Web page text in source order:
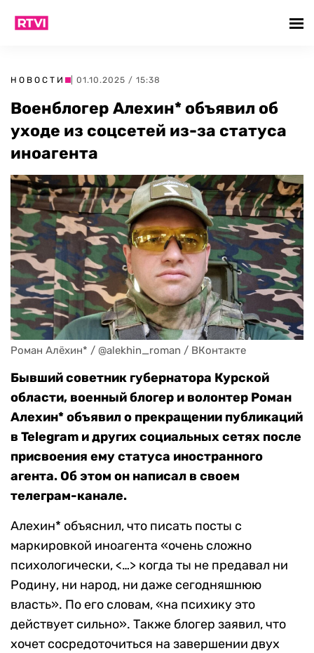
НОВОСТИ | 01.10.2025 / 15:38
Военблогер Алехин* объявил об
уходе из соцсетей из-за статуса
иноагента
Роман Алёхин* / @alekhin_roman / ВКонтакте
Бывший советник губернатора Курской
области, военный блогер и волонтер Роман
Алехин* объявил о прекращении публикаций
в Telegram и других социальных сетях после
присвоения ему статуса иностранного
агента. Об этом он написал в своем
телеграм-канале.
Алехин* объяснил, что писать посты с
маркировкой иноагента «очень сложно
психологически, <…> когда ты не предавал ни
Родину, ни народ, ни даже сегодняшнюю
власть». По его словам, «на психику это
действует сильно». Также блогер заявил, что
хочет сосредоточиться на завершении двух